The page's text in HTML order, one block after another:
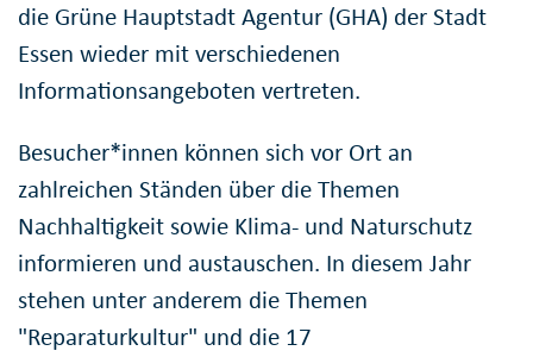
die Grüne Hauptstadt Agentur (GHA) der Stadt
Essen wieder mit verschiedenen
Informationsangeboten vertreten.
Besucher*innen können sich vor Ort an
zahlreichen Ständen über die Themen
Nachhaltigkeit sowie Klima- und Naturschutz
informieren und austauschen. In diesem Jahr
stehen unter anderem die Themen
"Reparaturkultur" und die 17